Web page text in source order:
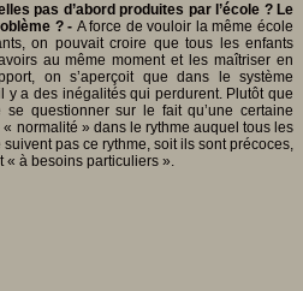
pas d’abord produites par l’école ? Le
? - A force de vouloir la même école
on pouvait croire que tous les enfants
au même moment et les maîtriser en
on s’aperçoit que dans le système
y a des inégalités qui perdurent. Plutôt que
questionner sur le fait qu’une certaine
normalité » dans le rythme auquel tous les
pas ce rythme, soit ils sont précoces,
« à besoins particuliers ».